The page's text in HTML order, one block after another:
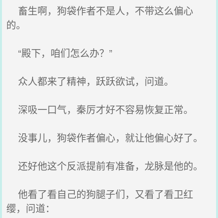
畜生啊，狗袋作者不是人，不带这么偏心
的。
“殿下，咱们怎么办？”
众人都来了精神，跃跃欲试，问道。
深吸一口气，秦厉才好不容易恢复正常。
没事儿，狗袋作者偏心，就让他偏心好了。
还好他这个反派提前有准备，龙脉是他的。
他看了看自己的狗腿子们，又看了看卫红
缨，问道：